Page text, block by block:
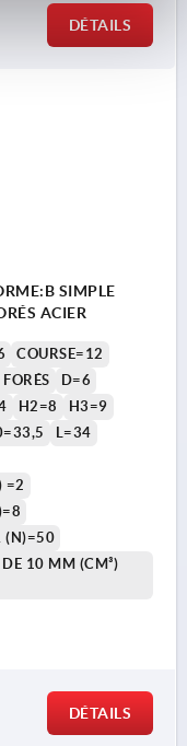
DÉTAILS
SIMPLE
ACIER
COURSE=12
D=6
H2=8
H3=9
L=34
=2
(N)=50
10 MM (CM³)
DÉTAILS